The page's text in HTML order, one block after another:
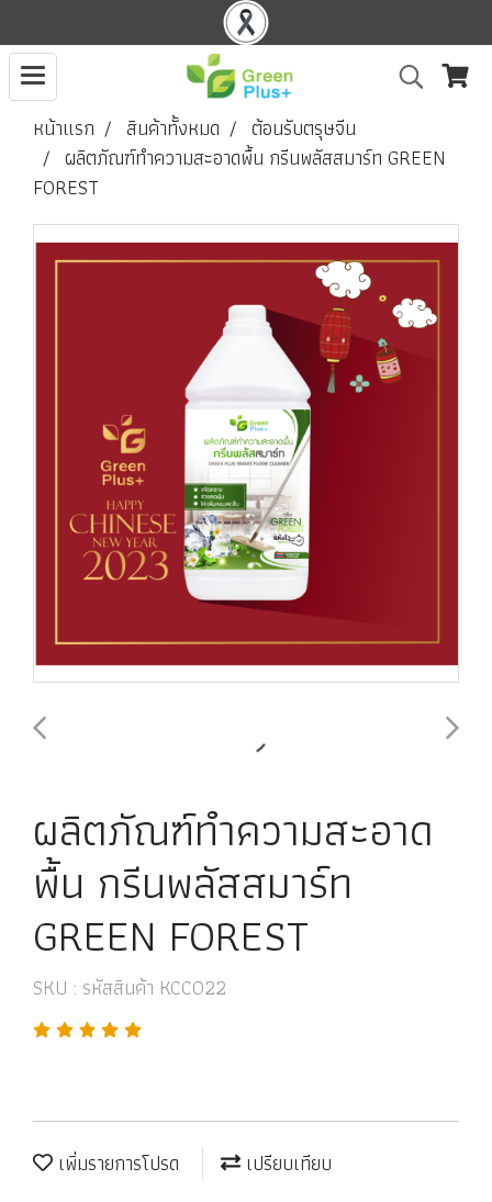
หน้าแรก สินค้าทั้งหมด
ต้อนรับตรุษจีน
ผลิตภัณฑ์ทำความสะอาดพื้น กรีนพลัสสมาร์ท GREEN
FOREST
ผลิตภัณฑ์ทำความสะอาด
พื้น กรีนพลัสสมาร์ท
GREEN FOREST
SKU : รหัสสินค้า KCC022
เพิ่มรายการโปรด
เปรียบเทียบ